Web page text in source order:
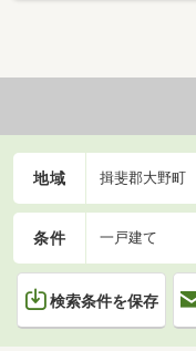
地域 揖斐郡大野町
条件 一戸建て
検索条件を保存